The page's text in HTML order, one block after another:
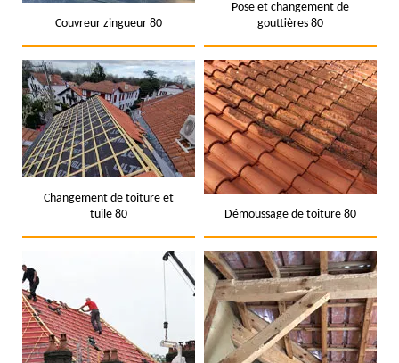
Couvreur zingueur 80
Pose et changement de
gouttières 80
Changement de toiture et
tuile 80
Démoussage de toiture 80